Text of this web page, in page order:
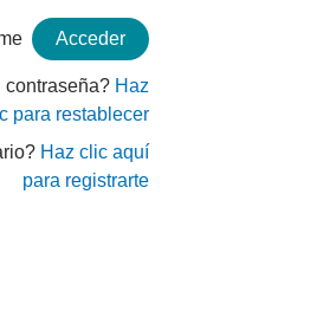
contraseña? Haz
para restablecer
Haz clic aquí
para registrarte